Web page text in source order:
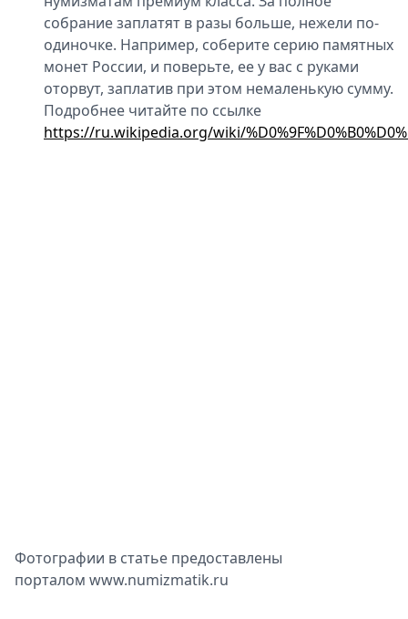
собрание заплатят в разы больше, нежели по-
одиночке. Например, соберите серию памятных
монет России, и поверьте, ее у вас с руками
оторвут, заплатив при этом немаленькую сумму.
Подробнее читайте по ссылке
https://ru.wikipedia.org/wiki/
Фотографии в статье предоставлены
порталом www.numizmatik.ru